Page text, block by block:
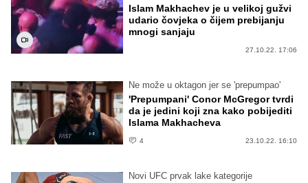
Islam Makhachev je u velikoj gužvi
udario čovjeka o čijem prebijanju
mnogi sanjaju
27.10.22. 17:06
Ne može u oktagon jer se 'prepumpao'
'Prepumpani' Conor McGregor tvrdi
da je jedini koji zna kako pobijediti
Islama Makhacheva
4 23.10.22. 16:10
Novi UFC prvak lake kategorije